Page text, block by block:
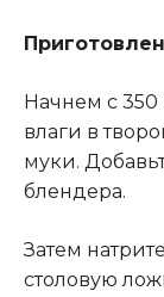
Начнем с 350
влаги в
муки.
блендера.
Затем
столовую